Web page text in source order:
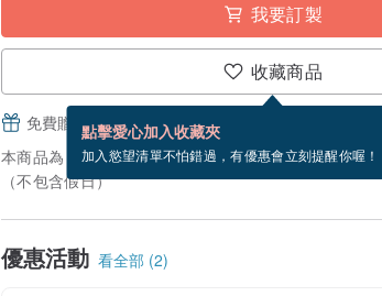
我要訂製
收藏商品
點擊愛心加入收藏夾
加入慾望清單不怕錯過，有優惠會立刻提醒你喔！
免費贈送電子賀卡，結帳完成後填寫
本商品為「接單訂製」。付款後，從開始製作到寄出商
（不包含假日）
優惠活動 看全部 (2)